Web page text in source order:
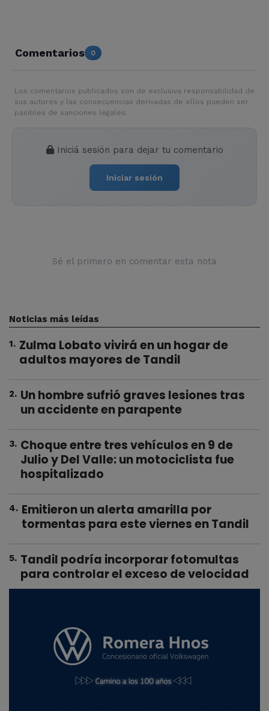
Comentarios 0
Los comentarios publicados son de exclusiva responsabilidad de
sus autores y las consecuencias derivadas de ellos pueden ser
pasibles de sanciones legales.
Iniciá sesión para dejar tu comentario
Iniciar sesión
Sé el primero en comentar esta nota
Noticias más leídas
1. Zulma Lobato vivirá en un hogar de
adultos mayores de Tandil
2. Un hombre sufrió graves lesiones tras
un accidente en parapente
3. Choque entre tres vehículos en 9 de
Julio y Del Valle: un motociclista fue
hospitalizado
4. Emitieron un alerta amarilla por
tormentas para este viernes en Tandil
5. Tandil podría incorporar fotomultas
para controlar el exceso de velocidad